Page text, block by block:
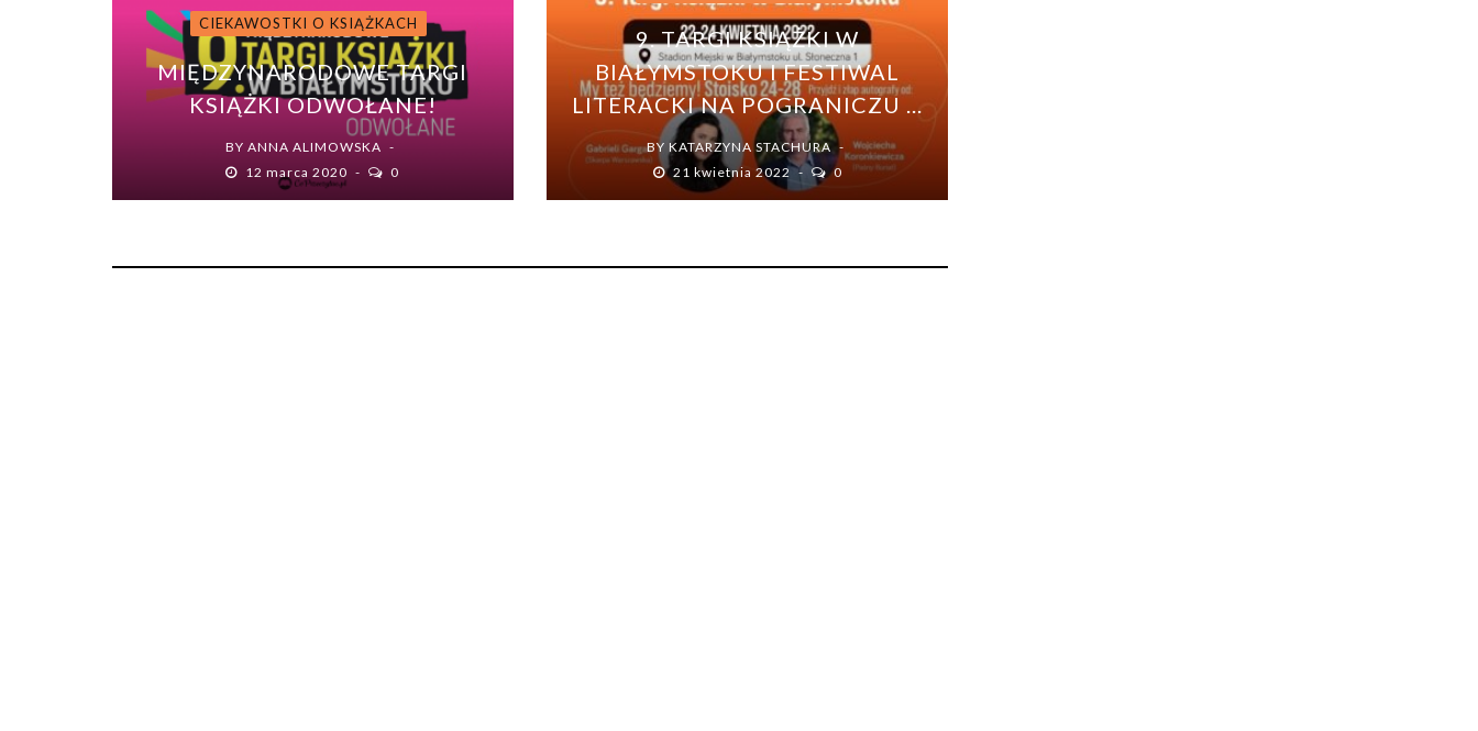
CIEKAWOSTKI O KSIĄŻKACH
MIĘDZYNARODOWE TARGI
KSIĄŻKI ODWOŁANE!
BYANNA ALIMOWSKA
12 marca 2020
0
9. TARGI KSIĄŻKI W
BIAŁYMSTOKU I FESTIWAL
LITERACKI NA POGRANICZU ...
BY KATARZYNA STACHURA
21 kwietnia 2022
0